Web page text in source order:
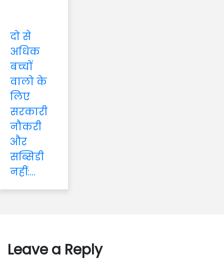
दो से
अधिक
बच्चों
वालो के
लिए
सरकारी
नौकरी
और
सब्सिडी
नहीं:...
Leave a Reply